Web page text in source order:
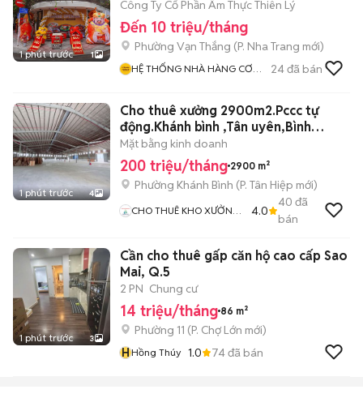
1 phút trước 1
Công Ty Cổ Phần Ẩm Thực Thiên Lý
Đến 10 triệu/tháng
Phường Vạn Thắng (P. Nha Trang mới)
HỆ THỐNG NHÀ HÀNG CƠM
24đã bán
1 phút trước 4
Cho thuê xưởng 2900m2.Pccc tự
động.Khánh bình ,Tân uyên,Bình
Dương
Mặt bằng kinh doanh
200 triệu/tháng 2900 m²
Phường Khánh Bình (P. Tân Hiệp mới)
CHO THUÊ KHO XƯỞNG
4.0
40 đã
bán
1 phút trước 3
Cần cho thuê gấp căn hộ cao cấp Sao
Mai, Q.5
2 PN Chung cư
14 triệu/tháng 86 m²
Phường 11 (P. Chợ Lớn mới)
HHồng Thúy 1.0 74đã bán